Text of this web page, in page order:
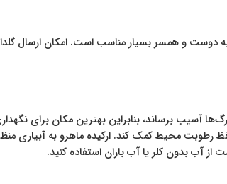
و همسر بسیار مناسب است. امکان ارسال
آسیب برساند، بنابراین بهترین مکان برای
رطوبت محیط کمک کند. ارکیده ماهرو به آبیاری